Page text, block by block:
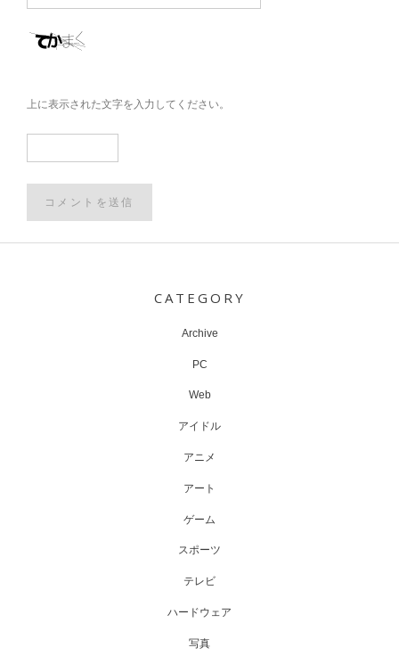
上に表示された文字を入力してください。
CATEGORY
Archive
PC
Web
アイドル
アニメ
アート
ゲーム
スポーツ
テレビ
ハードウェア
写真